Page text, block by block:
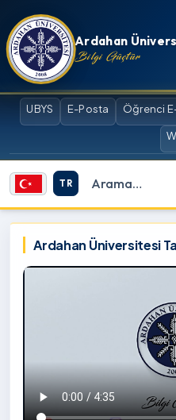
İçeriğe atla
Ardahan
Bilgi Güçtür
UBYS E-Posta Öğrenci
TR
Site içi arama
Ardahan
Ardahan Üniversitesi